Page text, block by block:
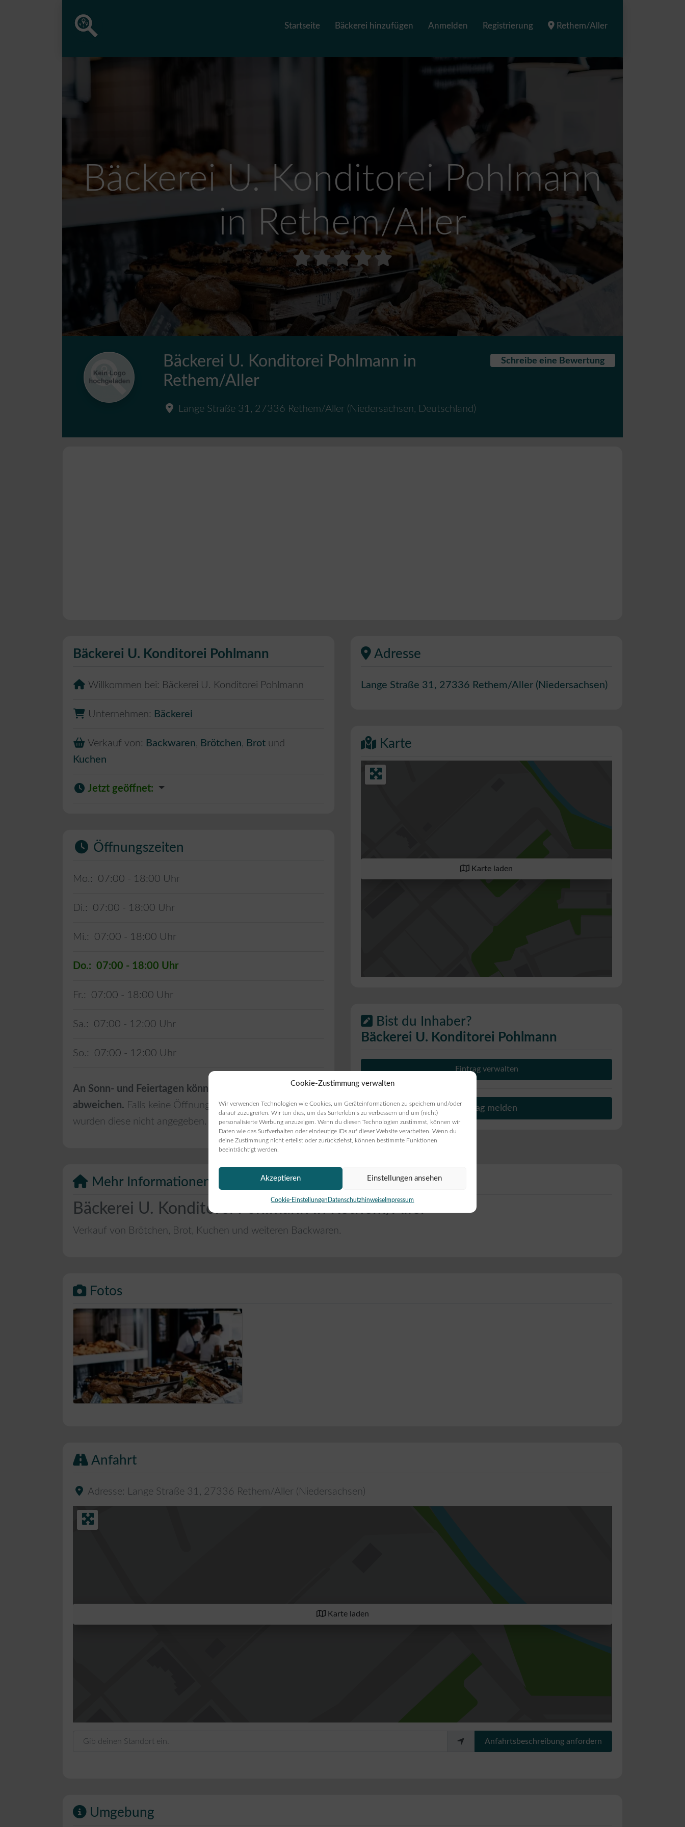
Cookie-Zustimmung verwalten
Wir verwenden Technologien wie Cookies, um Geräteinformationen zu speichern und/oder
darauf zuzugreifen. Wir tun dies, um das Surferlebnis zu verbessern und um (nicht)
personalisierte Werbung anzuzeigen. Wenn du diesen Technologien zustimmst, können wir
Daten wie das Surfverhalten oder eindeutige IDs auf dieser Website verarbeiten. Wenn du
deine Zustimmung nicht erteilst oder zurückziehst, können bestimmte Funktionen
beeinträchtigt werden.
Akzeptieren Einstellungen ansehen
Cookie-Einstellungen Datenschutzhinweise Impressum
Startseite Bäckerei hinzufügen Anmelden Registrierung Rethem/Aller
Bäckerei U. Konditorei Pohlmann
in Rethem/Aller
Bäckerei U. Konditorei Pohlmann in
Rethem/Aller
Lange Straße 31, 27336 Rethem/Aller ( Niedersachsen, Deutschland )
Schreibe eine Bewertung
Bäckerei U. Konditorei Pohlmann
Willkommen bei: Bäckerei U. Konditorei Pohlmann
Unternehmen: Bäckerei
Verkauf von: Backwaren, Brötchen, Brot und
Kuchen
Jetzt geöffnet:
Öffnungszeiten
Mo.: 07:00 - 18:00
Di.: 07:00 - 18:00
Mi.: 07:00 - 18:00
Do.: 07:00 - 18:00
Fr.: 07:00 - 18:00
Sa.: 07:00 - 12:00
So.: 07:00 - 12:00
An Sonn- und Feiertagen können die Öffnungszeiten
abweichen. Falls keine Öffnungszeiten angezeigt werden,
wurden diese nicht angegeben.
Adresse
Lange Straße 31, 27336 Rethem/Aller ( Niedersachsen)
Karte
Karte laden
Bist du Inhaber?
Bäckerei U. Konditorei Pohlmann
Eintrag verwalten
Beitrag melden
Mehr Informationen
Bäckerei U. Konditorei Pohlmann in Rethem/Aller
Verkauf von Brötchen, Brot, Kuchen und weiteren Backwaren.
Fotos
Bäckerei Musterbild
Anfahrt
Adresse: Lange Straße 31 , 27336 Rethem/Aller ( Niedersachsen )
Karte laden
Anfahrtsbeschreibung anfordern
Umgebung